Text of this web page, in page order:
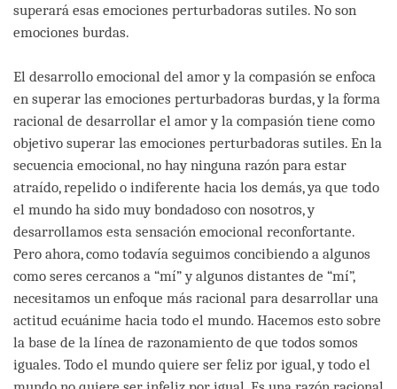
superará esas emociones perturbadoras sutiles. No son
emociones burdas.
El desarrollo emocional del amor y la compasión se enfoca
en superar las emociones perturbadoras burdas, y la forma
racional de desarrollar el amor y la compasión tiene como
objetivo superar las emociones perturbadoras sutiles. En la
secuencia emocional, no hay ninguna razón para estar
atraído, repelido o indiferente hacia los demás, ya que todo
el mundo ha sido muy bondadoso con nosotros, y
desarrollamos esta sensación emocional reconfortante.
Pero ahora, como todavía seguimos concibiendo a algunos
como seres cercanos a “mí” y algunos distantes de “mí”,
necesitamos un enfoque más racional para desarrollar una
actitud ecuánime hacia todo el mundo. Hacemos esto sobre
la base de la línea de razonamiento de que todos somos
iguales. Todo el mundo quiere ser feliz por igual, y todo el